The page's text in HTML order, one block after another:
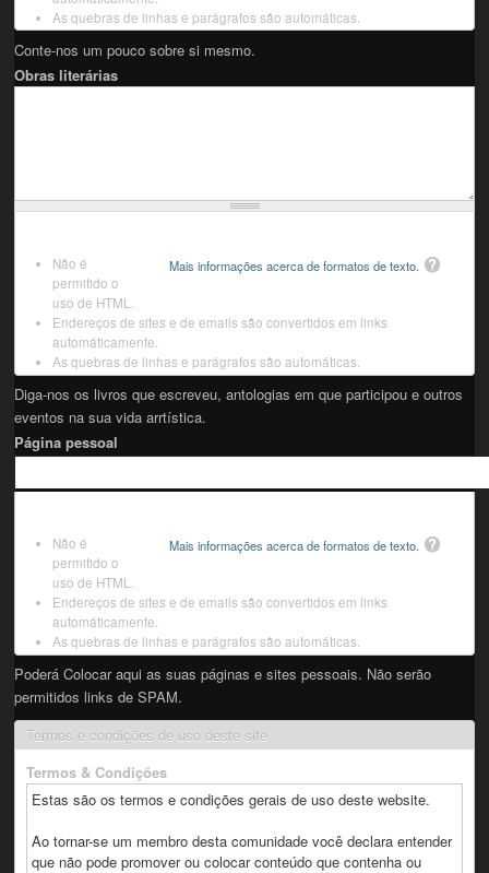
As quebras de linhas e parágrafos são automáticas.
Conte-nos um pouco sobre si mesmo.
Obras literárias
Mais informações acerca de formatos de texto.
Não é
permitido o
uso de HTML.
Endereços de sites e de emails são convertidos em links
automáticamente.
As quebras de linhas e parágrafos são automáticas.
Diga-nos os livros que escreveu, antologias em que participou e outros
eventos na sua vida arrtística.
Página pessoal
Mais informações acerca de formatos de texto.
Não é
permitido o
uso de HTML.
Endereços de sites e de emails são convertidos em links
automáticamente.
As quebras de linhas e parágrafos são automáticas.
Poderá Colocar aqui as suas páginas e sites pessoais. Não serão
permitidos links de SPAM.
Termos e condições de uso deste site
Termos & Condições